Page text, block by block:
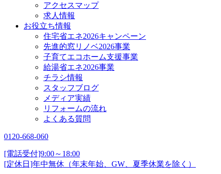
アクセスマップ
求人情報
お役立ち情報
住宅省エネ2026キャンペーン
先進的窓リノベ2026事業
子育てエコホーム支援事業
給湯省エネ2026事業
チラシ情報
スタッフブログ
メディア実績
リフォームの流れ
よくある質問
0120-668-060
[電話受付]9:00～18:00
[定休日]年中無休（年末年始、GW、夏季休業を除く）